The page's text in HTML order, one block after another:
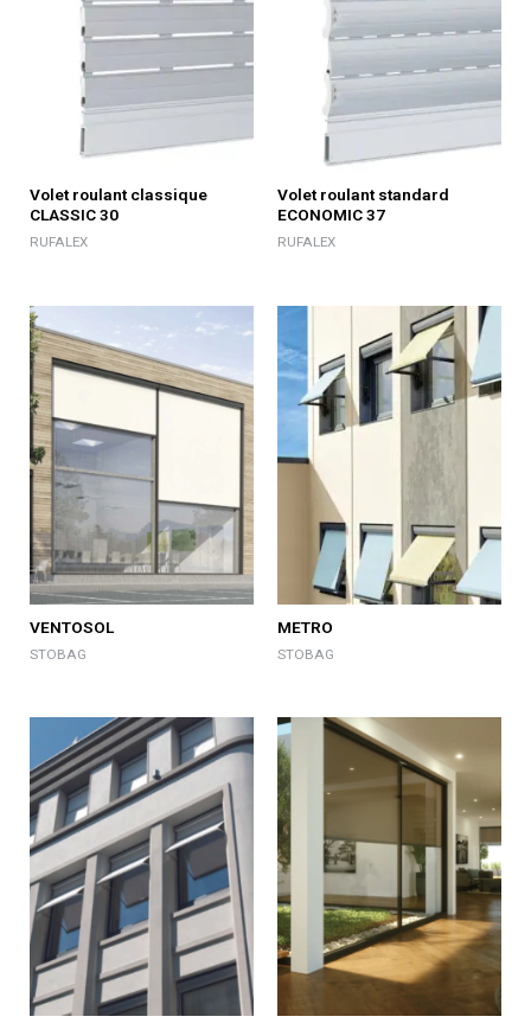
Volet roulant classique
CLASSIC 30
RUFALEX
Volet roulant standard
ECONOMIC 37
RUFALEX
VENTOSOL
STOBAG
METRO
STOBAG